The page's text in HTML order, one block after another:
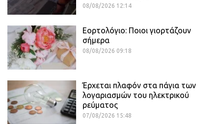
08/08/2026 12:14
Εορτολόγιο: Ποιοι γιορτάζουν
σήμερα
08/08/2026 09:18
Έρχεται πλαφόν στα πάγια των
λογαριασμών του ηλεκτρικού
ρεύματος
07/08/2026 15:48